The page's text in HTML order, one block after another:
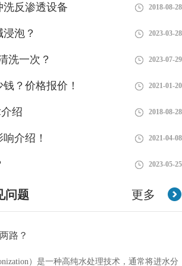
洗反渗透设备 2018-08-28
泡？ 2023-03-28
洗一次？ 2023-07-29
？价格报价！ 2021-01-20
绍 2018-08-28
介绍！ 2021-04-08
2023-05-25
更多
问题
哪几种？
常多，其中通信也是属于其中的一种，它是一
？
EDI纯水特点介绍！
方看到EDI纯水，比如一些纸巾、实验室、电
？
和电离路。下面是进水分两路的原因：1、进水